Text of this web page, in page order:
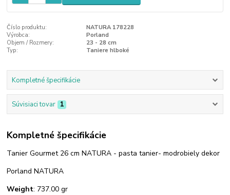
Číslo produktu:
NATURA 178228
Výrobca:
Porland
Objem / Rozmery:
23 - 28 cm
Typ:
Taniere hlboké
Kompletné špecifikácie
Súvisiaci tovar 1
Kompletné špecifikácie
Tanier Gourmet 26 cm NATURA - pasta tanier- modrobiely dekor
Porland NATURA
Weight: 737.00 gr